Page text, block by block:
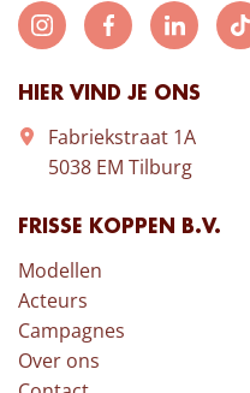
HIER VIND JE ONS
Fabriekstraat 1A
5038 EM Tilburg
FRISSE KOPPEN B.V.
Modellen
Acteurs
Campagnes
Over ons